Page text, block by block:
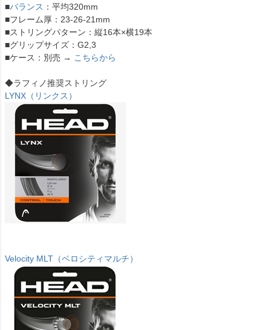
■バランス ：平均320mm
■フレーム厚：23-26-21mm
■ストリングパターン：縦16本×横19本
■グリップサイズ：G2,3
■ケース：別売 → こちらから
◆ラフィノ推奨ストリング
LYNX（リンクス）
Velocity MLT（ベロシティマルチ）